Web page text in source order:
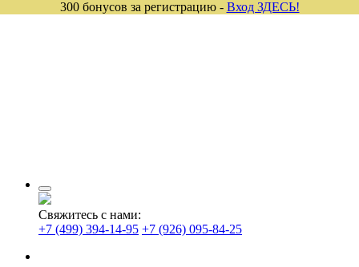
Свяжитесь с нами:
+7 (499) 394-14-95 +7 (926) 095-84-25
300 бонусов за регистрацию - Вход ЗДЕСЬ!